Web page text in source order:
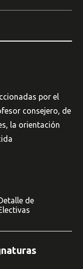
por el
consejero, de
la orientación
de